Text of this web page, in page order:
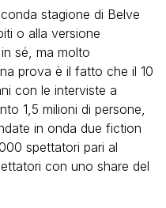
stagione di Belve
o alla versione
sé, ma molto
prova è il fatto che il 10
con le interviste a
1,5 milioni di persone,
in onda due fiction
spettatori pari al
con uno share del